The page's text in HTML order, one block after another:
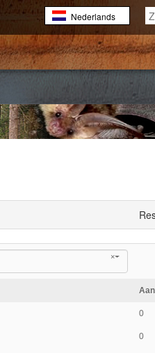
Nederlands
English
Français
×
0
0